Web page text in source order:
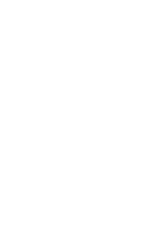
com visitas à Ilha dos
- um dos principais cartões-
Lacerda - o primeiro do
- parada obrigatória do Centro
pintores brasileiros -, o
da Mata Atlântica -,
onde os turista amarram
também oferece inúmeras